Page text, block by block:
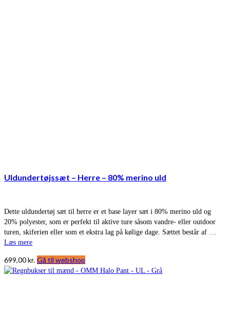
Uldundertøjssæt – Herre – 80% merino uld
Dette uldundertøj sæt til herre er et base layer sæt i 80% merino uld og
20% polyester, som er perfekt til aktive ture såsom vandre- eller outdoor
turen, skiferien eller som et ekstra lag på kølige dage. Sættet består af …
Læs mere
699,00kr. Gå til webshop